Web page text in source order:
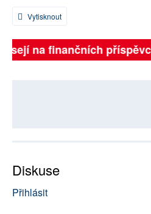
Vytisknout
na finančních
Diskuse
Přihlásit